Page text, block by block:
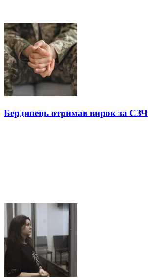
Бердянець отримав вирок за СЗЧ